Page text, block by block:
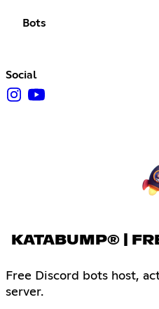
Bots
Social
KATABUMP® |
Free Discord bots host,
server.